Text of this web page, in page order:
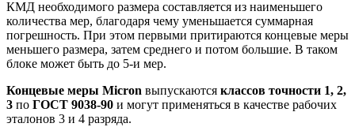
КМД необходимого размера составляется из наименьшего
количества мер, благодаря чему уменьшается суммарная
погрешность. При этом первыми притираются концевые меры
меньшего размера, затем среднего и потом большие. В таком
блоке может быть до 5-и мер.
Концевые меры Micron выпускаются классов точности 1, 2,
3 по ГОСТ 9038-90 и могут применяться в качестве рабочих
эталонов 3 и 4 разряда.